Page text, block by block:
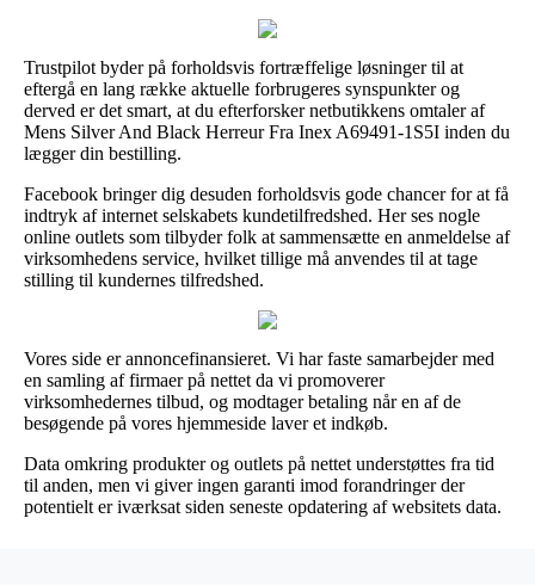
Trustpilot byder på forholdsvis fortræffelige løsninger til at
eftergå en lang række aktuelle forbrugeres synspunkter og
derved er det smart, at du efterforsker netbutikkens omtaler af
Mens Silver And Black Herreur Fra Inex A69491-1S5I inden du
lægger din bestilling.
Facebook bringer dig desuden forholdsvis gode chancer for at få
indtryk af internet selskabets kundetilfredshed. Her ses nogle
online outlets som tilbyder folk at sammensætte en anmeldelse af
virksomhedens service, hvilket tillige må anvendes til at tage
stilling til kundernes tilfredshed.
Vores side er annoncefinansieret. Vi har faste samarbejder med
en samling af firmaer på nettet da vi promoverer
virksomhedernes tilbud, og modtager betaling når en af de
besøgende på vores hjemmeside laver et indkøb.
Data omkring produkter og outlets på nettet understøttes fra tid
til anden, men vi giver ingen garanti imod forandringer der
potentielt er iværksat siden seneste opdatering af websitets data.